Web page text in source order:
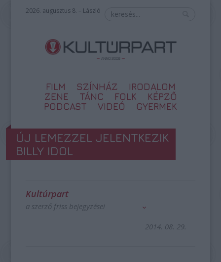
2026. augusztus 8. – László
FILM SZÍNHÁZ
IRODALOM
ZENE
TÁNC FOLK
KÉPZŐ
PODCAST
VIDEÓ GYERMEK
ÚJ LEMEZZEL JELENTKEZIK
BILLY IDOL
Kultúrpart
a szerző friss bejegyzései
2014. 08. 29.